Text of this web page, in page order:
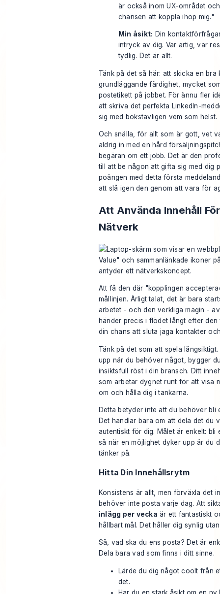
är också inom UX-området
chansen att koppla ihop mig."
Min åsikt: Din
intryck av dig. Var artig, var
tydlig. Det är allt.
Tänk på det så här: att skicka en
grundläggande färdighet, mycket
postetikett på jobbet. För ännu fler
att skriva det perfekta LinkedIn-
sig med bokstavligen vem som helst.
Och snälla, för allt som är gott, vet
aldrig in med en hård
begäran om ett jobb. Det är den
till att be någon att gifta sig med dig
poängen med detta första
att slå igen den genom att vara för
Att Använda Innehåll
Nätverk
Att få den där "kopplingen
mållinjen. Ärligt talat, det är bara
arbetet - och den verkliga magin -
händer precis i flödet långt efter
din chans att sluta jaga kontakter
Tänk på det som att spela
upp när du behöver något, bygger
insiktsfull röst i din bransch. Ditt
som arbetar dygnet runt för att visa
om och hålla dig i tankarna.
Detta betyder inte att du behöver bli
Det handlar bara om att dela det du
autentiskt för dig. Målet är enkelt: bli
så när en möjlighet dyker upp är du
tänker på.
Hitta Din Innehållsrytm
Konsistens är allt, men förväxla det
behöver inte posta varje dag. Att
inlägg per vecka är ett fantastiskt
hållbart mål. Det håller dig synlig
Så, vad ska du ens posta? Det är
Dela bara vad som finns i ditt sinne.
Lärde du dig något coolt från
det.
Har du en stark åsikt om en